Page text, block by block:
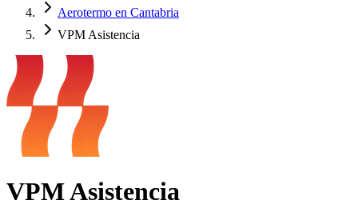
Aerotermo en Cantabria
VPM Asistencia
VPM Asistencia